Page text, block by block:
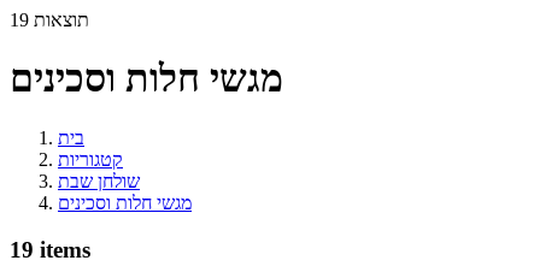
19 תוצאות
מגשי חלות וסכינים
בית
קטגוריות
שולחן שבת
מגשי חלות וסכינים
19 items